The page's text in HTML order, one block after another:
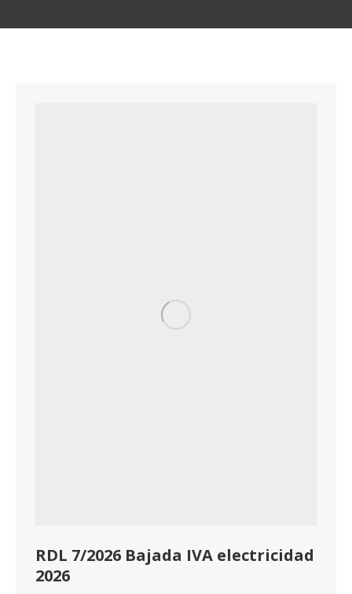
RDL 7/2026 Bajada IVA electricidad
2026